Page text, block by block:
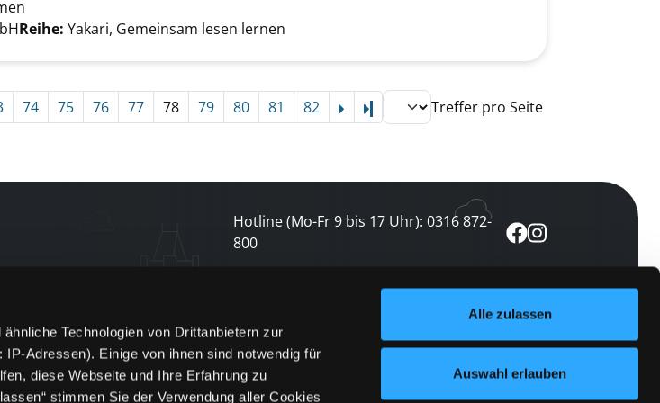
Technologien von Drittanbietern zur
Adressen). Einige von ihnen sind notwendig für
diese Webseite und Ihre Erfahrung zu
stimmen Sie der Verwendung aller Cookies
Alle zulassen
Auswahl erlauben
Reihe: Yakari, Gemeinsam lesen lernen
74 75 76 77 78 79 80 81 82 Letzte SeiteTreffer pro Seite
Hotline (Mo-Fr 9 bis 17 Uhr): 0316 872-
800
Newsletter abonnieren
und keine Veranstaltung verpassen
jetzt abonnieren